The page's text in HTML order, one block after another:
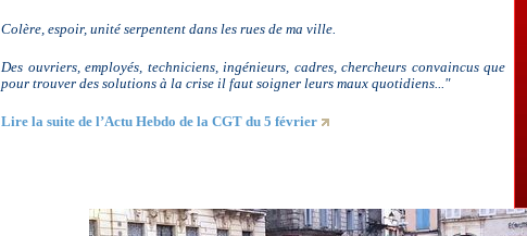
Colère, espoir, unité serpentent dans les rues de ma ville.
Des ouvriers, employés, techniciens, ingénieurs, cadres, chercheurs convaincus que
pour trouver des solutions à la crise il faut soigner leurs maux quotidiens..."
Lire la suite de l’Actu Hebdo de la CGT du 5 février